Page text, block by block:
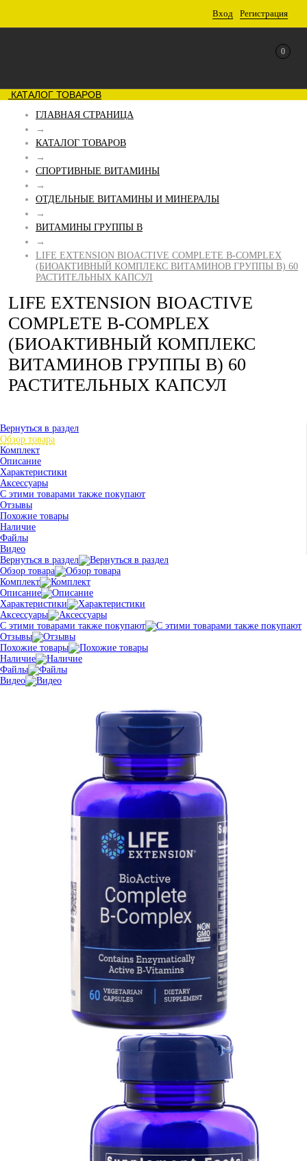
Вход Регистрация
0
КАТАЛОГ ТОВАРОВ
ГЛАВНАЯ СТРАНИЦА
→
КАТАЛОГ ТОВАРОВ
→
СПОРТИВНЫЕ ВИТАМИНЫ
→
ОТДЕЛЬНЫЕ ВИТАМИНЫ И МИНЕРАЛЫ
→
ВИТАМИНЫ ГРУППЫ B
→
LIFE EXTENSION BIOACTIVE COMPLETE B-COMPLEX
(БИОАКТИВНЫЙ КОМПЛЕКС ВИТАМИНОВ ГРУППЫ B) 60
РАСТИТЕЛЬНЫХ КАПСУЛ
LIFE EXTENSION BIOACTIVE
COMPLETE B-COMPLEX
(БИОАКТИВНЫЙ КОМПЛЕКС
ВИТАМИНОВ ГРУППЫ B) 60
РАСТИТЕЛЬНЫХ КАПСУЛ
Вернуться в раздел
Обзор товара
Комплект
Описание
Характеристики
Аксессуары
С этими товарами также покупают
Отзывы
Похожие товары
Наличие
Файлы
Видео
Вернуться в раздел
Обзор товара
Комплект
Описание
Характеристики
Аксессуары
С этими товарами также покупают
Отзывы
Похожие товары
Наличие
Файлы
Видео